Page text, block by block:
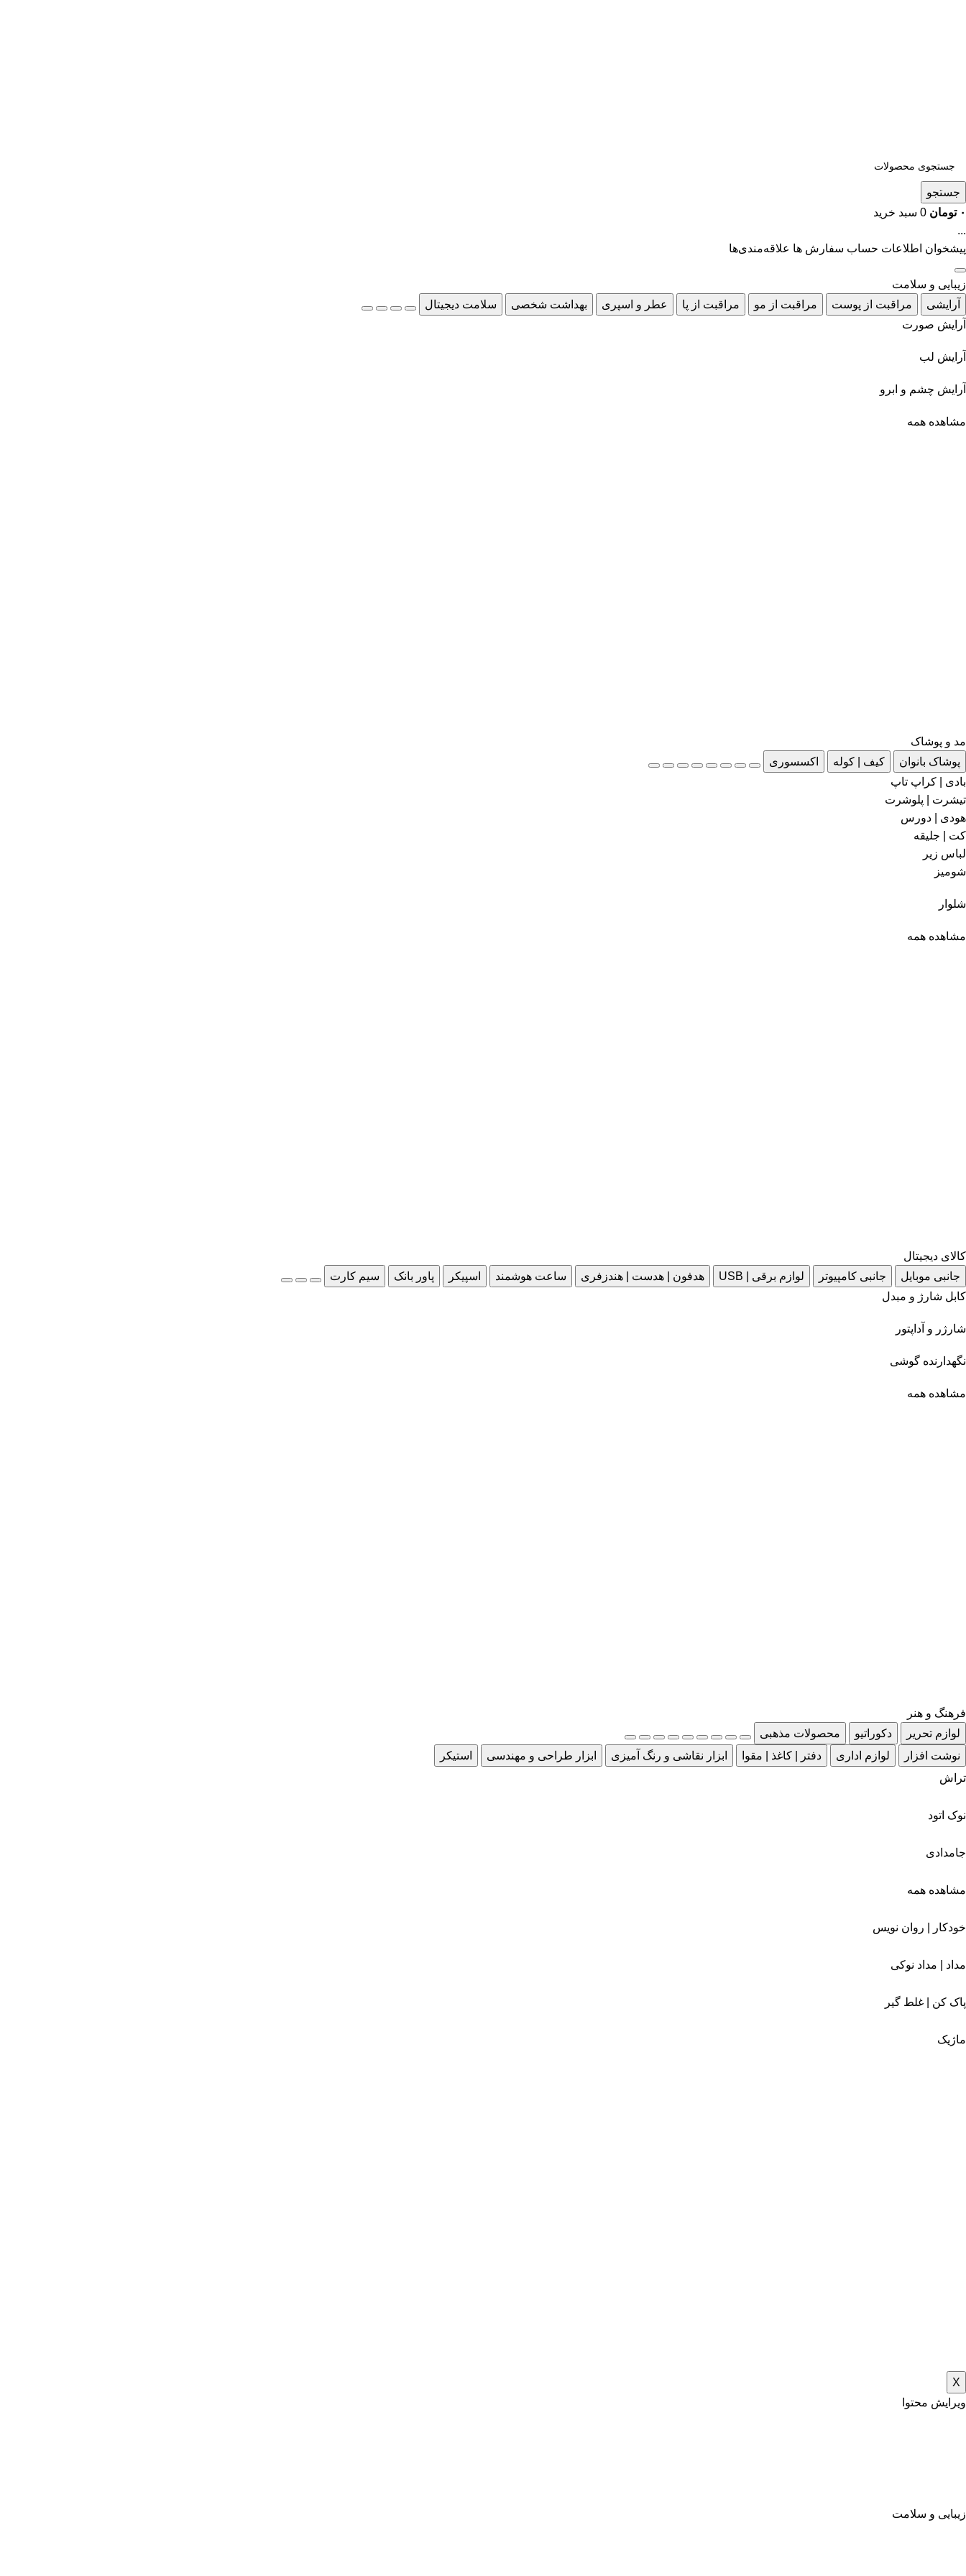
جستجو
۰ تومان 0 سبد خرید
...
پیشخوان اطلاعات حساب سفارش ها علاقه‌مندی‌ها
زیبایی و سلامت
آرایشی
مراقبت از پوست مراقبت از مو مراقبت از پا عطر و اسپری بهداشت شخصی
سلامت دیجیتال
آرایش صورت
آرایش لب
آرایش چشم و ابرو
مشاهده همه
مد و پوشاک
پوشاک بانوان
کیف | کوله
اکسسوری
بادی | کراپ تاپ
تیشرت | پلوشرت
هودی | دورس
کت | جلیقه
لباس زیر
شومیز
شلوار
مشاهده همه
کالای دیجیتال
جانبی موبایل
جانبی کامپیوتر لوازم برقی | USB هدفون | هدست | هندزفری ساعت هوشمند اسپیکر پاور بانک
سیم کارت
کابل شارژ و مبدل
شارژر و آداپتور
نگهدارنده گوشی
مشاهده همه
فرهنگ و هنر
لوازم تحریر
دکوراتیو
محصولات مذهبی
نوشت افزار
لوازم اداری دفتر | کاغذ | مقوا ابزار نقاشی و رنگ آمیزی ابزار طراحی و مهندسی
استیکر
تراش
نوک اتود
جامدادی
مشاهده همه
خودکار | روان نویس
مداد | مداد نوکی
پاک کن | غلط گیر
ماژیک
X
ویرایش محتوا
زیبایی و سلامت